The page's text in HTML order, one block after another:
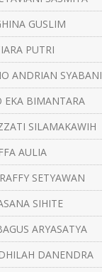
GUSLIM
PUTRI
ANDRIAN SYABANI
EKA BIMANTARA
SILAMAKAWIH
AULIA
SETYAWAN
SIHITE
ARYASATYA
DANENDRA